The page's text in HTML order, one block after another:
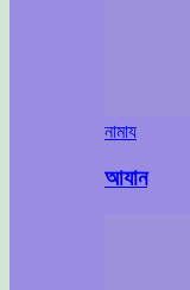
নামায
আযান